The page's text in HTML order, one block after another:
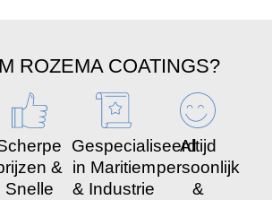
ROZEMA COATINGS?
&
Snelle
Gespecialiseerd
in Maritiem
& Industrie
Altijd
persoonlijk
&